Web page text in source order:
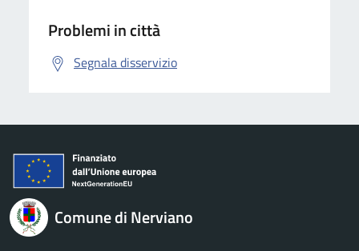
Problemi in città
Segnala disservizio
Comune di Nerviano